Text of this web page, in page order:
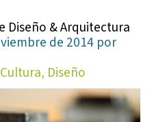
Diseño & Arquitectura
de 2014 por
Diseño